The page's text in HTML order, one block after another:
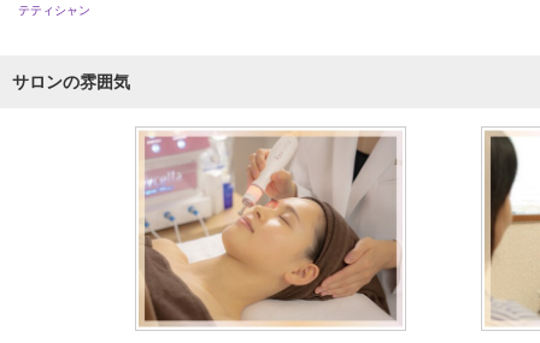
テティシャン
サロンの雰囲気